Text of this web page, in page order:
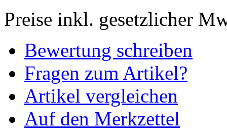
Preise inkl. gesetzlicher
Bewertung schreiben
Fragen zum Artikel?
Artikel vergleichen
Auf den Merkzettel